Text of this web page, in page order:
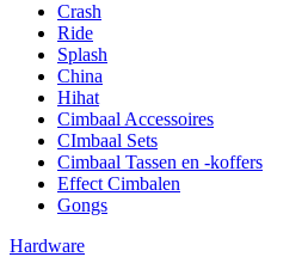
Crash
Ride
Splash
China
Hihat
Cimbaal Accessoires
CImbaal Sets
Cimbaal Tassen en -koffers
Effect Cimbalen
Gongs
Hardware